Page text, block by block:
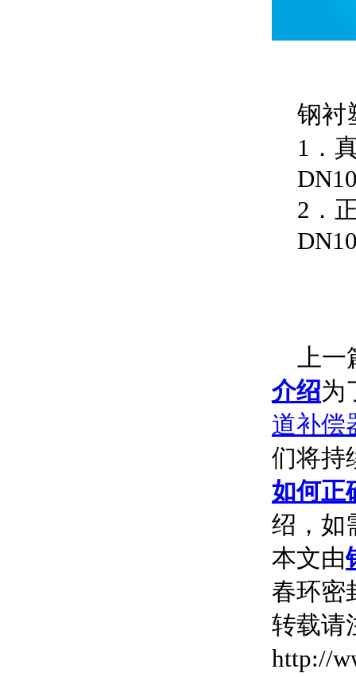
钢衬
1．真
2．正
上一
介绍为
道补偿
们将持
如何正
绍，如
本文由
春环密
转载请
http://